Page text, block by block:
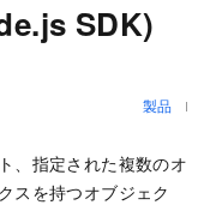
SDK)
製品
、指定された複数のオ
スを持つオブジェク